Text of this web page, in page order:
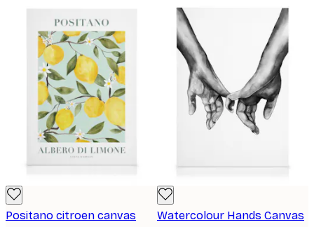
Positano citroen canvas Watercolour Hands Canvas